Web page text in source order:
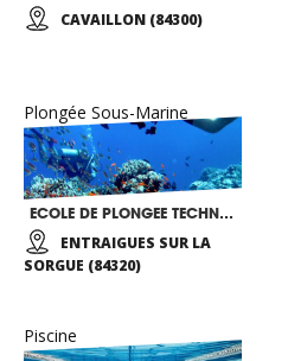
CAVAILLON (84300)
Plongée Sous-Marine
ECOLE DE PLONGEE TECHN’O PLONGEE
ENTRAIGUES SUR LA
SORGUE (84320)
Piscine